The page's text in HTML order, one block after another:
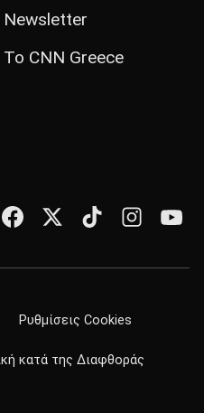
Newsletter
Το CNN Greece
Ρυθμίσεις Cookies
κατά της Διαφθοράς